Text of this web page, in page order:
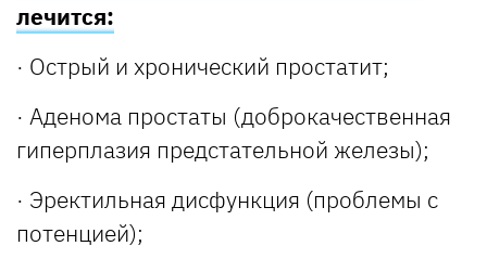
лечится:
· Острый и хронический простатит;
· Аденома простаты (доброкачественная
гиперплазия предстательной железы);
· Эректильная дисфункция (проблемы с
потенцией);